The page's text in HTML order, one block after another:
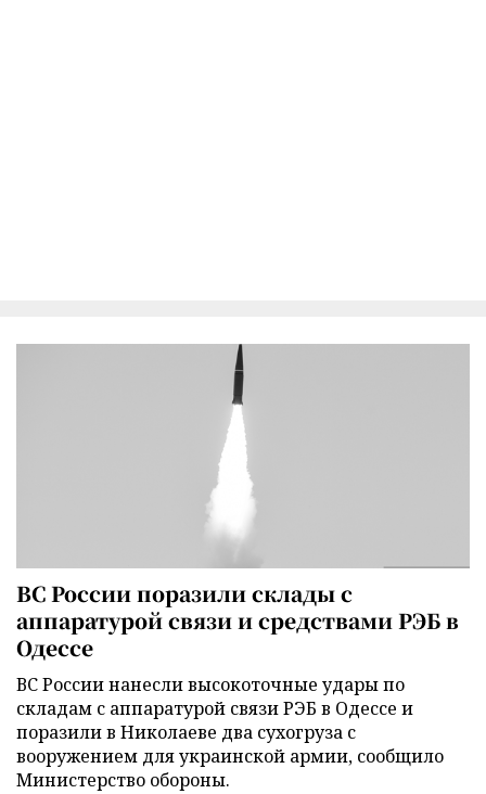
ВС России поразили склады с
аппаратурой связи и средствами РЭБ в
Одессе
ВС России нанесли высокоточные удары по
складам с аппаратурой связи РЭБ в Одессе и
поразили в Николаеве два сухогруза с
вооружением для украинской армии, сообщило
Министерство обороны.